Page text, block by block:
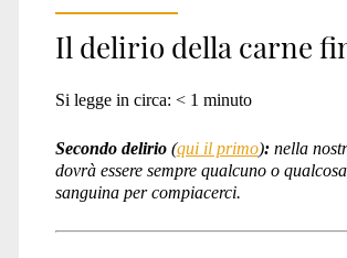
Il delirio della carne
Si legge in circa: < 1 minuto
Secondo delirio (qui il primo):nella
dovrà essere sempre qualcuno o
sanguina per compiacerci.